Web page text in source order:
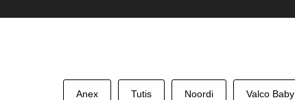
Anex Tutis Noordi Valco Baby